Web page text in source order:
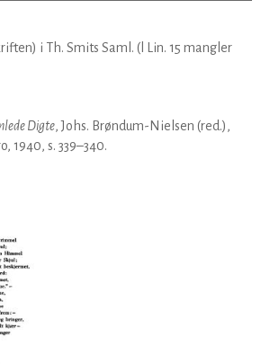
i Th. Smits Saml. (l Lin. 15 mangler
Digte, Johs. Brøndum-Nielsen (red.),
1940, s. 339–340.